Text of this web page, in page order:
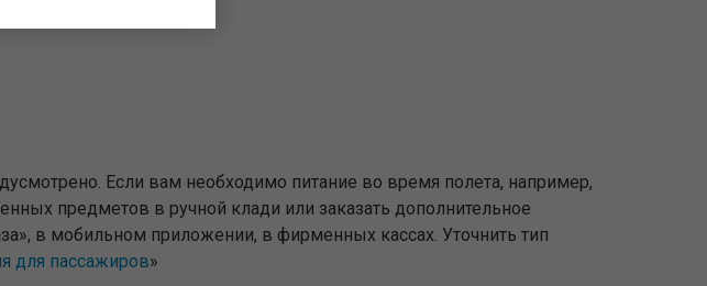
Если вам необходимо питание во время полета, например,
предметов в ручной клади или заказать дополнительное
в мобильном приложении, в фирменных кассах. Уточнить тип
для пассажиров»